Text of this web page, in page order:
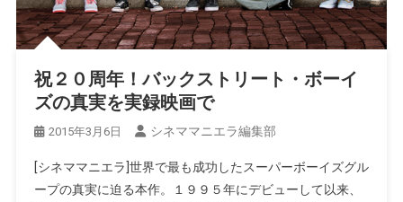
祝２０周年！バックストリート・ボーイ
ズの真実を実録映画で
2015年3月6日 シネママニエラ編集部
[シネママニエラ]世界で最も成功したスーパーボーイズグル
ープの真実に迫る本作。１９９５年にデビューして以来、